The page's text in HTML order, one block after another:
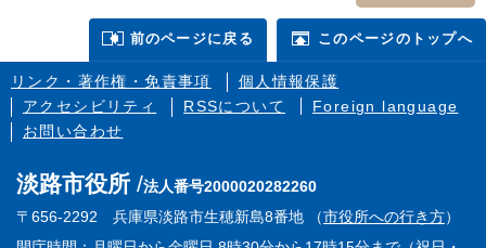
前のページに戻る このページのトップへ
リンク・著作権・免責事項
個人情報保護
アクセシビリティ
RSSについて
Foreign language
お問い合わせ
淡路市役所
法人番号2000020282260
〒656-2292 兵庫県淡路市生穂新島8番地 （市役所への行き方）